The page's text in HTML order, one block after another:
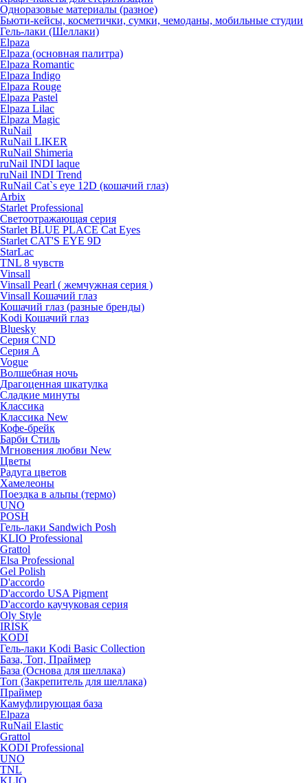
Одноразовые материалы (разное)
Бьюти-кейсы, косметички, сумки, чемоданы, мобильные студии
Гель-лаки (Шеллаки)
Elpaza
Elpaza (основная палитра)
Elpaza Romantic
Elpaza Indigo
Elpaza Rouge
Elpaza Pastel
Elpaza Lilac
Elpaza Magic
RuNail
RuNail LIKER
RuNail Shimeria
ruNail INDI laque
ruNail INDI Trend
RuNail Cat`s eye 12D (кошачий глаз)
Arbix
Starlet Professional
Светоотражающая серия
Starlet BLUE PLACE Cat Eyes
Starlet CAT'S EYE 9D
StarLac
TNL 8 чувств
Vinsall
Vinsall Pearl ( жемчужная серия )
Vinsall Кошачий глаз
Кошачий глаз (разные бренды)
Kodi Кошачий глаз
Bluesky
Серия CND
Серия А
Vogue
Волшебная ночь
Драгоценная шкатулка
Сладкие минуты
Классика
Классика New
Кофе-брейк
Барби Стиль
Мгновения любви New
Цветы
Радуга цветов
Хамелеоны
Поездка в альпы (термо)
UNO
POSH
Гель-лаки Sandwich Posh
KLIO Professional
Grattol
Elsa Professional
Gel Polish
D'accordo
D'accordo USA Pigment
D'accordo каучуковая серия
Oly Style
IRISK
KODI
Гель-лаки Kodi Basic Collection
База, Топ, Праймер
База (Основа для шеллака)
Топ (Закрепитель для шеллака)
Праймер
Камуфлирующая база
Elpaza
RuNail Elastic
Grattol
KODI Professional
UNO
TNL
KLIO